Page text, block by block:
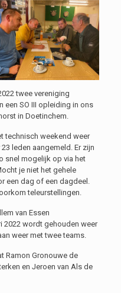
twee vereniging
een SO III opleiding in ons
in Doetinchem.
technisch weekend weer
leden aangemeld. Er zijn
snel mogelijk op via het
je niet het gehele
een dag of een dagdeel.
teleurstellingen.
van Essen
2022 wordt gehouden weer
weer met twee teams.
Ramon Gronouwe de
en Jeroen van Als de